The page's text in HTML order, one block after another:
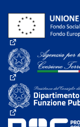
(Collegamento
(Collegamento
(Collegamento